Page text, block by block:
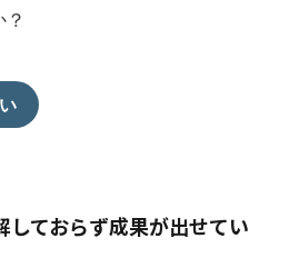
しておらず成果が出せてい